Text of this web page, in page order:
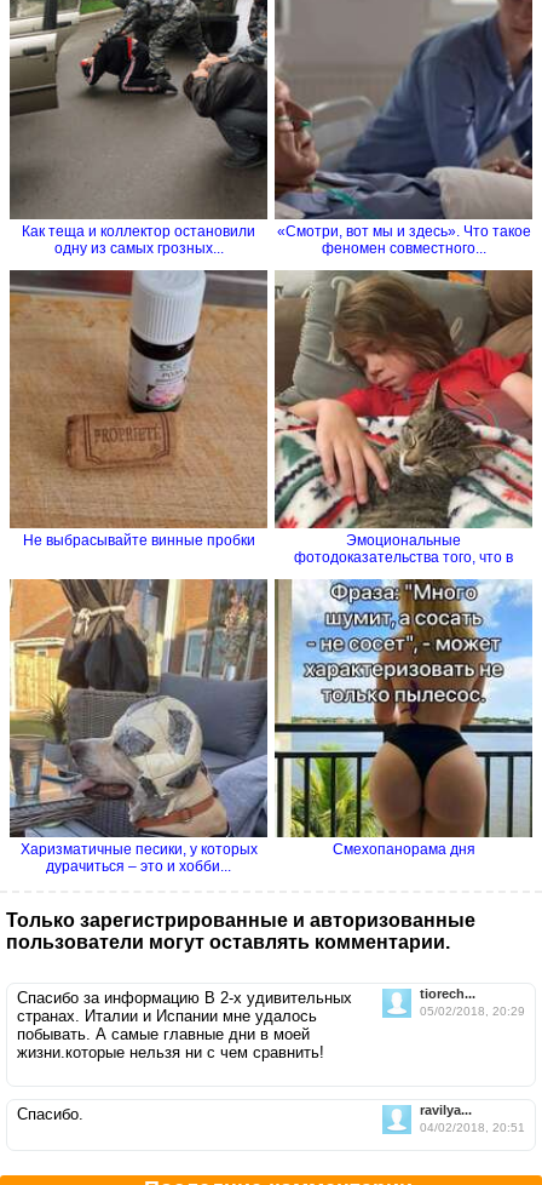
Как теща и коллектор остановили
одну из самых грозных...
«Смотри, вот мы и здесь». Что такое
феномен совместного...
Не выбрасывайте винные пробки
Эмоциональные
фотодоказательства того, что в
Харизматичные песики, у которых
дурачиться – это и хобби...
Смехопанорама дня
Только зарегистрированные и авторизованные
пользователи могут оставлять комментарии.
tiorech...
05/02/2018, 20:29
Спасибо за информацию В 2-х удивительных
странах. Италии и Испании мне удалось
побывать. А самые главные дни в моей
жизни.которые нельзя ни с чем сравнить!
ravilya...
04/02/2018, 20:51
Спасибо.